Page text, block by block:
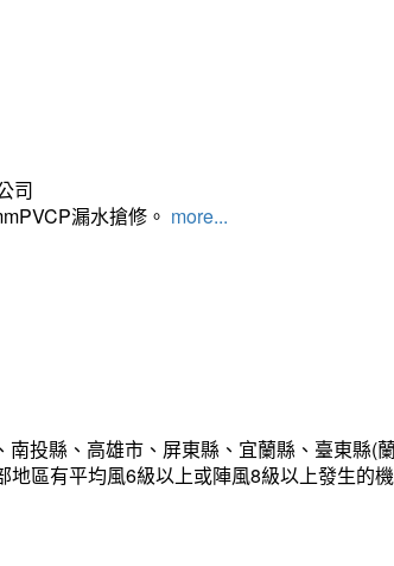
司
漏水搶修。 more...
南投縣、高雄市、屏東縣、宜蘭縣、臺東縣
區有平均風6級以上或陣風8級以上發生的